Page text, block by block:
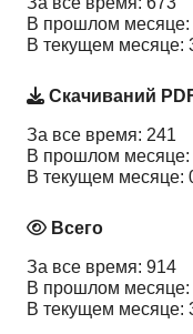
В прошлом месяце:
В текущем месяце:
Скачиваний
За все время: 241
В прошлом месяце:
В текущем месяце:
Всего
За все время: 914
В прошлом месяце:
В текущем месяце: